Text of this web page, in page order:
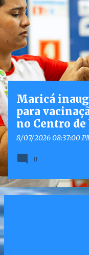
o
s
t
a
g
e
n
s
Maricá
para
no Centro
8/07/2026 08:37:00
0